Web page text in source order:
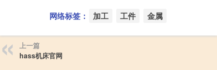
网络标签： 加工 工件 金属
上一篇
hass机床官网